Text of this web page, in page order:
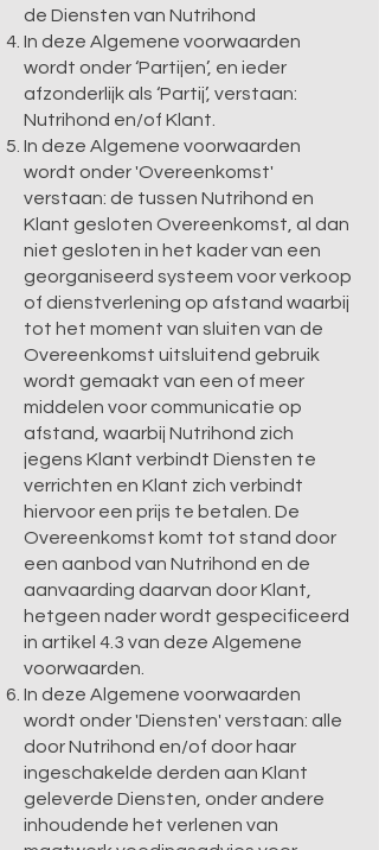
de Diensten van Nutrihond
In deze Algemene voorwaarden
wordt onder ‘Partijen’, en ieder
afzonderlijk als ‘Partij’, verstaan:
Nutrihond en/of Klant.
In deze Algemene voorwaarden
wordt onder 'Overeenkomst'
verstaan: de tussen Nutrihond en
Klant gesloten Overeenkomst, al dan
niet gesloten in het kader van een
georganiseerd systeem voor verkoop
of dienstverlening op afstand waarbij
tot het moment van sluiten van de
Overeenkomst uitsluitend gebruik
wordt gemaakt van een of meer
middelen voor communicatie op
afstand, waarbij Nutrihond zich
jegens Klant verbindt Diensten te
verrichten en Klant zich verbindt
hiervoor een prijs te betalen. De
Overeenkomst komt tot stand door
een aanbod van Nutrihond en de
aanvaarding daarvan door Klant,
hetgeen nader wordt gespecificeerd
in artikel 4.3 van deze Algemene
voorwaarden.
In deze Algemene voorwaarden
wordt onder 'Diensten' verstaan: alle
door Nutrihond en/of door haar
ingeschakelde derden aan Klant
geleverde Diensten, onder andere
inhoudende het verlenen van